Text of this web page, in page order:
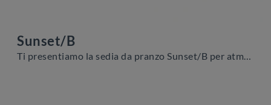
Sunset/B
Ti presentiamo la sedia da pranzo Sunset/B per atmosfere moderne, tra le più belle Sedie fisse di Zamagna.